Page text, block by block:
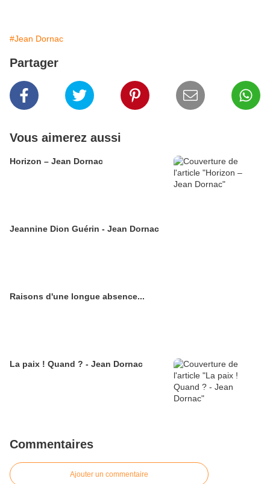
#Jean Dornac
Partager
Vous aimerez aussi
Horizon – Jean Dornac
Jeannine Dion Guérin - Jean Dornac
Raisons d'une longue absence...
La paix ! Quand ? - Jean Dornac
Commentaires
Ajouter un commentaire